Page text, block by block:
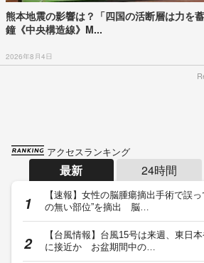
熊本地震の影響は？「四国の活断層は力を
鐘《中央構造線》M...
2026年8月4日
アクセスランキング
最新 24時間
【速報】女性の脳腫瘍摘出手術で誤っ
の無い部位”を摘出 脳…
【台風情報】台風15号は来週、東日
に接近か お盆期間中の…